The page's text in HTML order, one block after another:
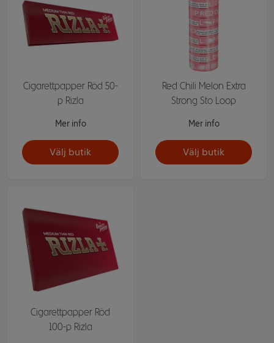
Cigarettpapper Röd 50-
p Rizla
Mer info
Välj butik
Red Chili Melon Extra
Strong Sto Loop
Mer info
Välj butik
Cigarettpapper Röd
100-p Rizla